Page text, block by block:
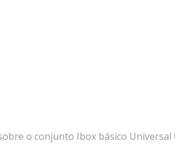
o conjunto Ibox básico Universal